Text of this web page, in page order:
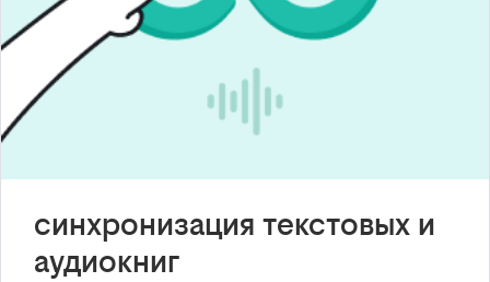
синхронизация текстовых и
аудиокниг